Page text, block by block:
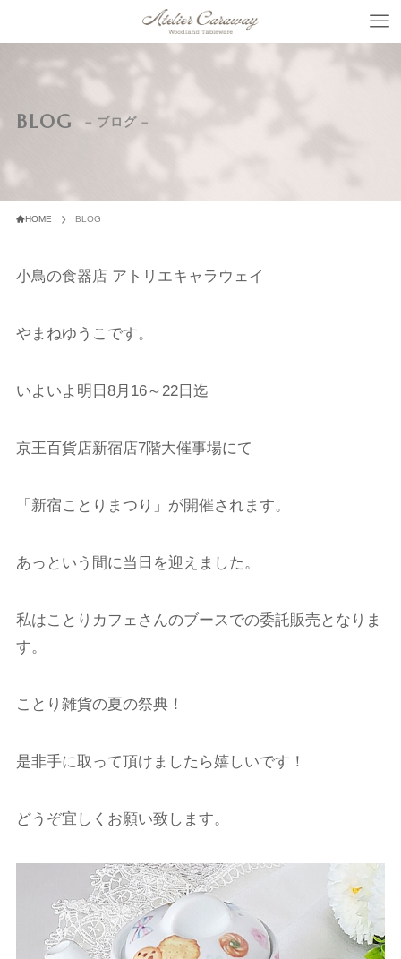
BLOG – ブログ –
HOME BLOG
小鳥の食器店 アトリエキャラウェイ
やまねゆうこです。
いよいよ明日8月16～22日迄
京王百貨店新宿店7階大催事場にて
「新宿ことりまつり」が開催されます。
あっという間に当日を迎えました。
私はことりカフェさんのブースでの委託販売となりま
す。
ことり雑貨の夏の祭典！
是非手に取って頂けましたら嬉しいです！
どうぞ宜しくお願い致します。